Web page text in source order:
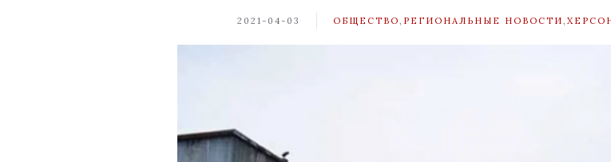
2021-04-03 ОБЩЕСТВО РЕГИОНАЛЬНЫЕ НОВОСТИ